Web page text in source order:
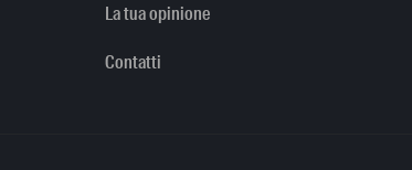
La tua opinione
Contatti